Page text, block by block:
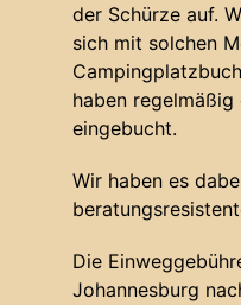
der Schürze auf.
sich mit solchen
haben
eingebucht.
Wir haben es
Die
Johannesburg